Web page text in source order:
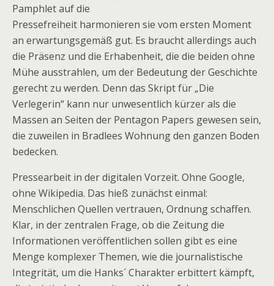
Pamphlet auf die
Pressefreiheit harmonieren sie vom ersten Moment
an erwartungsgemäß gut. Es braucht allerdings auch
die Präsenz und die Erhabenheit, die die beiden ohne
Mühe ausstrahlen, um der Bedeutung der Geschichte
gerecht zu werden. Denn das Skript für „Die
Verlegerin“ kann nur unwesentlich kürzer als die
Massen an Seiten der Pentagon Papers gewesen sein,
die zuweilen in Bradlees Wohnung den ganzen Boden
bedecken.
Pressearbeit in der digitalen Vorzeit. Ohne Google,
ohne Wikipedia. Das hieß zunächst einmal:
Menschlichen Quellen vertrauen, Ordnung schaffen.
Klar, in der zentralen Frage, ob die Zeitung die
Informationen veröffentlichen sollen gibt es eine
Menge komplexer Themen, wie die journalistische
Integrität, um die Hanks´ Charakter erbittert kämpft,